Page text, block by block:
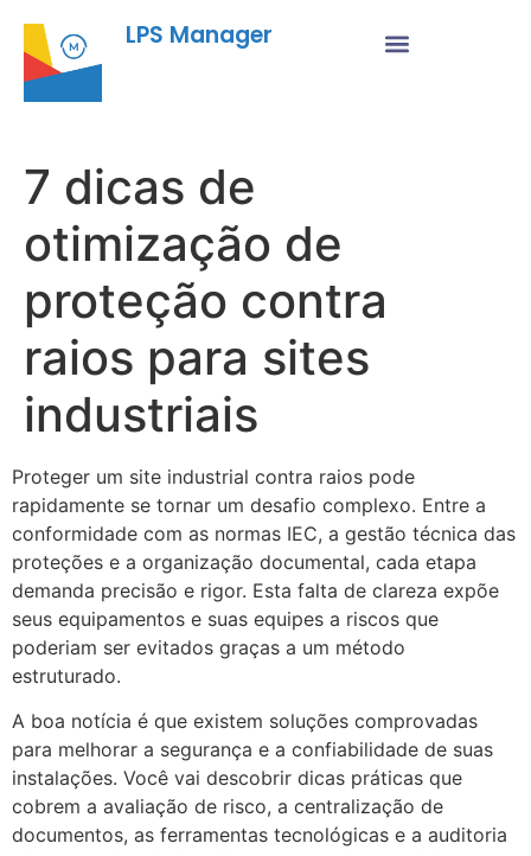
LPS Manager
7 dicas de
otimização de
proteção contra
raios para sites
industriais
Proteger um site industrial contra raios pode
rapidamente se tornar um desafio complexo. Entre a
conformidade com as normas IEC, a gestão técnica das
proteções e a organização documental, cada etapa
demanda precisão e rigor. Esta falta de clareza expõe
seus equipamentos e suas equipes a riscos que
poderiam ser evitados graças a um método
estruturado.
A boa notícia é que existem soluções comprovadas
para melhorar a segurança e a confiabilidade de suas
instalações. Você vai descobrir dicas práticas que
cobrem a avaliação de risco, a centralização de
documentos, as ferramentas tecnológicas e a auditoria